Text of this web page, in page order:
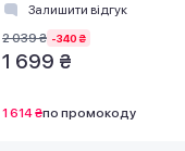
Залишити відгук
2 039 ₴ -340 ₴
1 699 ₴
1 614 ₴по промокоду